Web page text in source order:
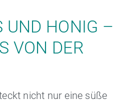
UND HONIG –
VON DER
nicht nur eine süße